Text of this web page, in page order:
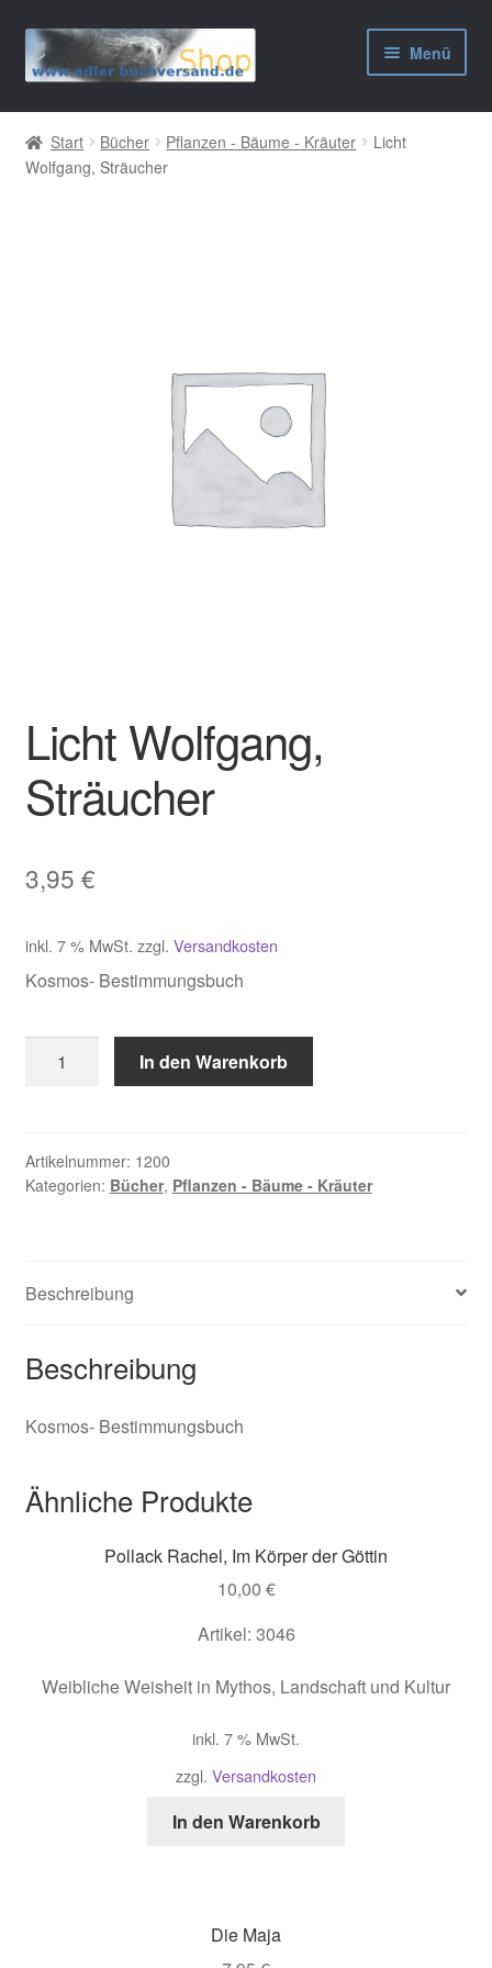
Zur
Navigation
Zum
Inhalt
Menü
AGB
Widerrufsbelehrung
Start Bücher Pflanzen - Bäume - Kräuter
Licht
Wolfgang, Sträucher
Licht Wolfgang,
Sträucher
3,95 €
inkl. 7 % MwSt. zzgl. Versandkosten
Kosmos- Bestimmungsbuch
Wolfgang,
In den Warenkorb
Artikelnummer: 1200
Kategorien: Bücher, Pflanzen - Bäume - Kräuter
Beschreibung
Beschreibung
Kosmos- Bestimmungsbuch
Ähnliche Produkte
Pollack Rachel, Im Körper der Göttin
10,00 €
Artikel: 3046
Weibliche Weisheit in Mythos, Landschaft und Kultur
inkl. 7 % MwSt.
zzgl. Versandkosten
In den Warenkorb
Die Maja